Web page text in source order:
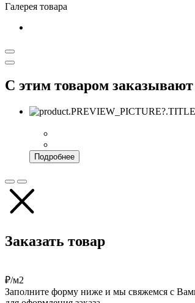
Галерея товара
С этим товаром заказывают
Подробнее
Заказать товар
₽/м2
Заполните форму ниже и мы свяжемся с